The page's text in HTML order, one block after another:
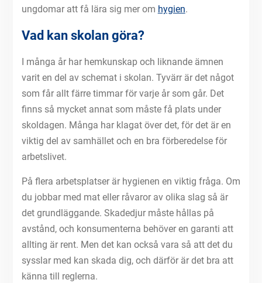
ungdomar att få lära sig mer om hygien.
Vad kan skolan göra?
I många år har hemkunskap och liknande ämnen
varit en del av schemat i skolan. Tyvärr är det något
som får allt färre timmar för varje år som går. Det
finns så mycket annat som måste få plats under
skoldagen. Många har klagat över det, för det är en
viktig del av samhället och en bra förberedelse för
arbetslivet.
På flera arbetsplatser är hygienen en viktig fråga. Om
du jobbar med mat eller råvaror av olika slag så är
det grundläggande. Skadedjur måste hållas på
avstånd, och konsumenterna behöver en garanti att
allting är rent. Men det kan också vara så att det du
sysslar med kan skada dig, och därför är det bra att
känna till reglerna.